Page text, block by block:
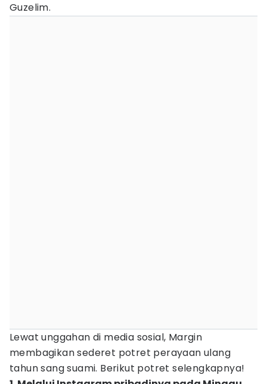
Guzelim.
Lewat unggahan di media sosial, Margin
membagikan sederet potret perayaan ulang
tahun sang suami. Berikut potret selengkapnya!